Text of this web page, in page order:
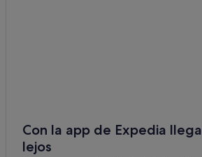
Hoteles que aceptan mascotas en
Pensiones en Camas
Con la app de Expedia
lejos